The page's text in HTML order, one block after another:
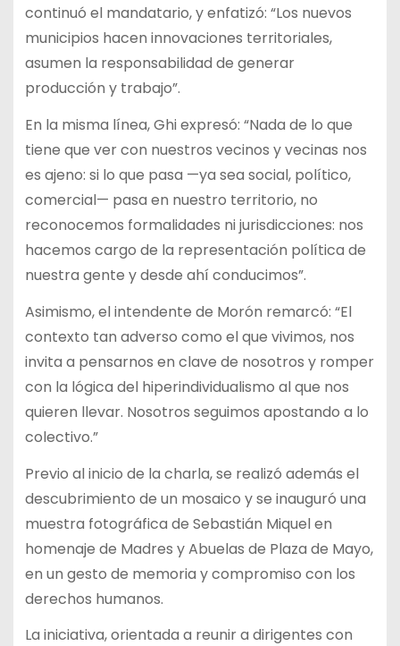
continuó el mandatario, y enfatizó: “Los nuevos
municipios hacen innovaciones territoriales,
asumen la responsabilidad de generar
producción y trabajo”.
En la misma línea, Ghi expresó: “Nada de lo que
tiene que ver con nuestros vecinos y vecinas nos
es ajeno: si lo que pasa —ya sea social, político,
comercial— pasa en nuestro territorio, no
reconocemos formalidades ni jurisdicciones: nos
hacemos cargo de la representación política de
nuestra gente y desde ahí conducimos”.
Asimismo, el intendente de Morón remarcó: “El
contexto tan adverso como el que vivimos, nos
invita a pensarnos en clave de nosotros y romper
con la lógica del hiperindividualismo al que nos
quieren llevar. Nosotros seguimos apostando a lo
colectivo.”
Previo al inicio de la charla, se realizó además el
descubrimiento de un mosaico y se inauguró una
muestra fotográfica de Sebastián Miquel en
homenaje de Madres y Abuelas de Plaza de Mayo,
en un gesto de memoria y compromiso con los
derechos humanos.
La iniciativa, orientada a reunir a dirigentes con